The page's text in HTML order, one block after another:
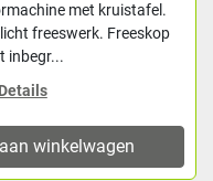
met kruistafel.
freeswerk. Freeskop
inbegr...
Details
winkelwagen